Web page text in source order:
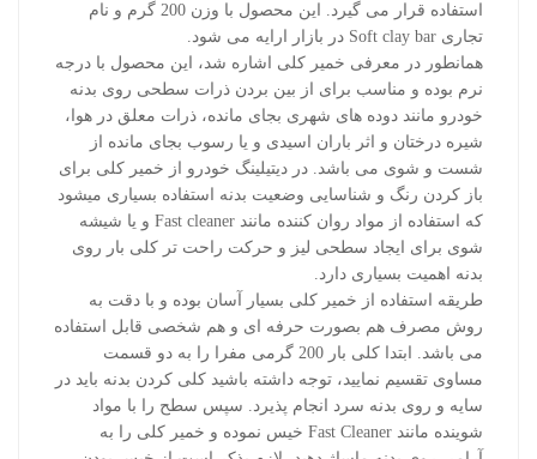
استفاده قرار می گیرد. این محصول با وزن 200 گرم و نام
تجاری Soft clay bar در بازار ارایه می شود.
همانطور در معرفی خمیر کلی اشاره شد، این محصول با درجه
نرم بوده و مناسب برای از بین بردن ذرات سطحی روی بدنه
خودرو مانند دوده های شهری بجای مانده، ذرات معلق در هوا،
شیره درختان و اثر باران اسیدی و یا رسوب بجای مانده از
شست و شوی می باشد. در دیتیلینگ خودرو از خمیر کلی برای
باز کردن رنگ و شناسایی وضعیت بدنه استفاده بسیاری میشود
که استفاده از مواد روان کننده مانند Fast cleaner و یا شیشه
شوی برای ایجاد سطحی لیز و حرکت راحت تر کلی بار روی
بدنه اهمیت بسیاری دارد.
طریقه استفاده از خمیر کلی بسیار آسان بوده و با دقت به
روش مصرف هم بصورت حرفه ای و هم شخصی قابل استفاده
می باشد. ابتدا کلی بار 200 گرمی مفرا را به دو قسمت
مساوی تقسیم نمایید، توجه داشته باشید کلی کردن بدنه باید در
سایه و روی بدنه سرد انجام پذیرد. سپس سطح را با مواد
شوینده مانند Fast Cleaner خیس نموده و خمیر کلی را به